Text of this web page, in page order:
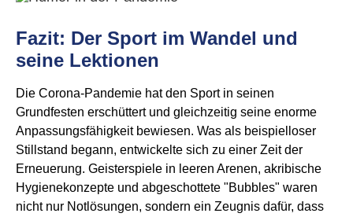
Fazit: Der Sport im Wandel und
seine Lektionen
Die Corona-Pandemie hat den Sport in seinen
Grundfesten erschüttert und gleichzeitig seine enorme
Anpassungsfähigkeit bewiesen. Was als beispielloser
Stillstand begann, entwickelte sich zu einer Zeit der
Erneuerung. Geisterspiele in leeren Arenen, akribische
Hygienekonzepte und abgeschottete "Bubbles" waren
nicht nur Notlösungen, sondern ein Zeugnis dafür, dass